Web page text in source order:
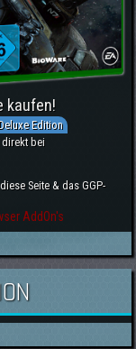
kaufen!
Edition
direkt bei
Seite & das GGP-
AddOn's